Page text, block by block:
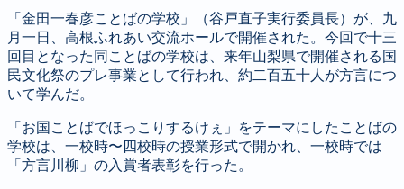
「金田一春彦ことばの学校」（谷戸直子実行委員長）が、九
月一日、高根ふれあい交流ホールで開催された。今回で十三
回目となった同ことばの学校は、来年山梨県で開催される国
民文化祭のプレ事業として行われ、約二百五十人が方言につ
いて学んだ。
「お国ことばでほっこりするけぇ」をテーマにしたことばの
学校は、一校時〜四校時の授業形式で開かれ、一校時では
「方言川柳」の入賞者表彰を行った。